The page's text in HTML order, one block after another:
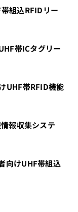
組込RFIDリー
帯ICタグリー
UHF帯RFID機能
報収集システ
向けUHF帯組込